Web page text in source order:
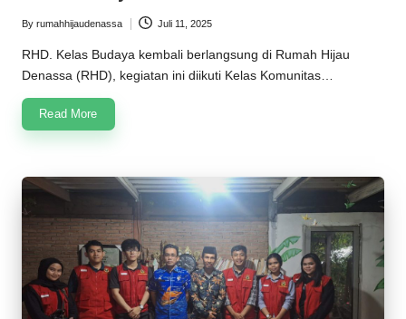
n
a
s
s
a
2
0
2
5
Posted
by
By rumahhijaudenassa Juli 11, 2025
RHD. Kelas Budaya kembali berlangsung di Rumah Hijau
Denassa (RHD), kegiatan ini diikuti Kelas Komunitas…
Read More